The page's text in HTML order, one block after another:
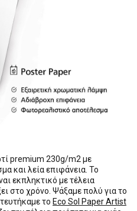
premium 230g/m2 με
και λεία επιφάνεια. Το
εκπληκτικό με τέλεια
στο χρόνο. Ψάξαμε πολύ για το
το Eco Sol Paper Artist